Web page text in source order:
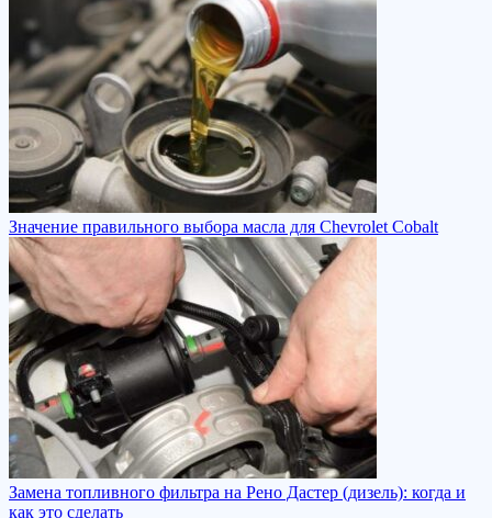
Значение правильного выбора масла для Chevrolet Cobalt
Замена топливного фильтра на Рено Дастер (дизель): когда и
как это сделать